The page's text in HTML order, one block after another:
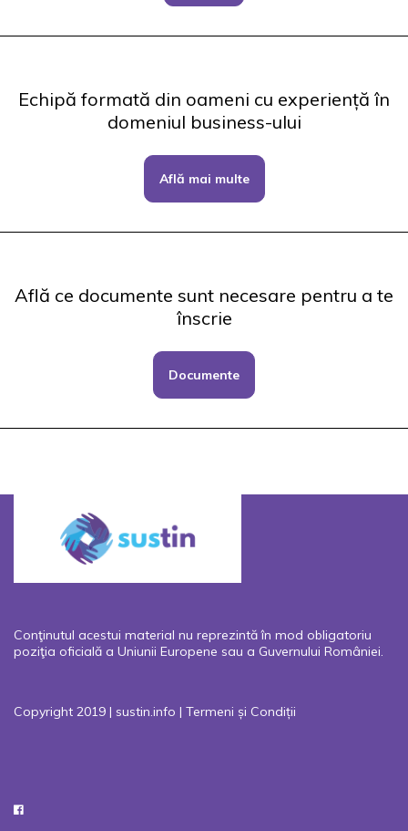
Echipă formată din oameni cu experiență în
domeniul business-ului
Află mai multe
Află ce documente sunt necesare pentru a te
înscrie
Documente
Conţinutul acestui material nu reprezintă în mod obligatoriu
poziţia oficială a Uniunii Europene sau a Guvernului României.
Copyright 2019 | sustin.info | Termeni și Condiții